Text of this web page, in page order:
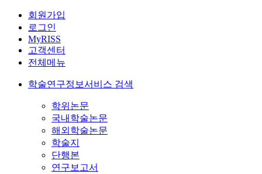
회원가입
로그인
MyRISS
고객센터
전체메뉴
학술연구정보서비스 검색
학위논문
국내학술논문
해외학술논문
학술지
단행본
연구보고서